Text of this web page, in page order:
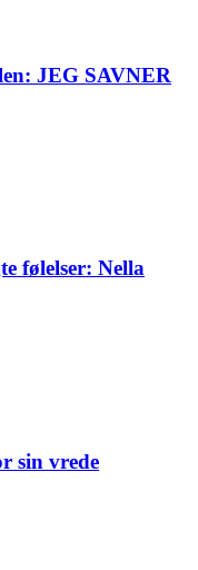
JEG SAVNER
følelser: Nella
sin vrede